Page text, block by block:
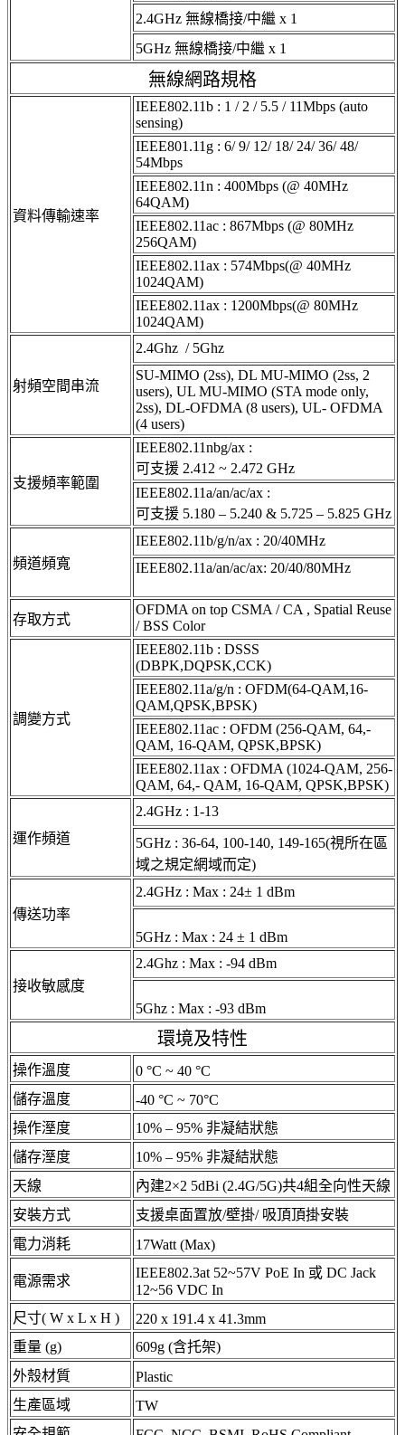
2.4GHz 無線橋接/中繼 x 1
5GHz 無線橋接/中繼 x 1
無線網路規格
資料傳輸速率
IEEE802.11b : 1 / 2 / 5.5 / 11Mbps (auto
sensing)
IEEE801.11g : 6/ 9/ 12/ 18/ 24/ 36/ 48/
54Mbps
IEEE802.11n : 400Mbps (@ 40MHz
64QAM)
IEEE802.11ac : 867Mbps (@ 80MHz
256QAM)
IEEE802.11ax : 574Mbps(@ 40MHz
1024QAM)
IEEE802.11ax : 1200Mbps(@ 80MHz
1024QAM)
射頻空間串流
2.4Ghz / 5Ghz
SU-MIMO (2ss), DL MU-MIMO (2ss, 2
users), UL MU-MIMO (STA mode only,
2ss), DL-OFDMA (8 users), UL- OFDMA
(4 users)
支援頻率範圍
IEEE802.11nbg/ax :
可支援 2.412 ~ 2.472 GHz
IEEE802.11a/an/ac/ax :
可支援 5.180 – 5.240 & 5.725 – 5.825 GHz
頻道頻寬
IEEE802.11b/g/n/ax : 20/40MHz
IEEE802.11a/an/ac/ax: 20/40/80MHz
存取方式
OFDMA on top CSMA / CA , Spatial Reuse
/ BSS Color
調變方式
IEEE802.11b : DSSS
(DBPK,DQPSK,CCK)
IEEE802.11a/g/n : OFDM(64-QAM,16-
QAM,QPSK,BPSK)
IEEE802.11ac : OFDM (256-QAM, 64,-
QAM, 16-QAM, QPSK,BPSK)
IEEE802.11ax : OFDMA (1024-QAM, 256-
QAM, 64,- QAM, 16-QAM, QPSK,BPSK)
運作頻道
2.4GHz : 1-13
5GHz : 36-64, 100-140, 149-165(視所在區
域之規定網域而定)
傳送功率
2.4GHz : Max : 24± 1 dBm
5GHz : Max : 24 ± 1 dBm
接收敏感度
2.4Ghz : Max : -94 dBm
5Ghz : Max : -93 dBm
環境及特性
操作溫度
0 °C ~ 40 °C
儲存溫度
-40 °C ~ 70°C
操作溼度
10% – 95% 非凝結狀態
儲存溼度
10% – 95% 非凝結狀態
天線
內建2×2 5dBi (2.4G/5G)共4組全向性天線
安裝方式
支援桌面置放/壁掛/ 吸頂頂掛安裝
電力消耗
17Watt (Max)
電源需求
IEEE802.3at 52~57V PoE In 或 DC Jack
12~56 VDC In
尺寸( W x L x H )
220 x 191.4 x 41.3mm
重量 (g)
609g (含托架)
外殼材質
Plastic
生產區域
TW